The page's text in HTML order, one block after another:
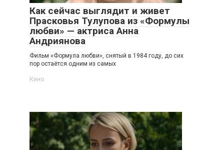
Как сейчас выглядит и живет
Прасковья Тулупова из «Формулы
любви» — актриса Анна
Андриянова
Фильм «Формула любви», снятый в 1984 году, до сих
пор остаётся одним из самых
Кино